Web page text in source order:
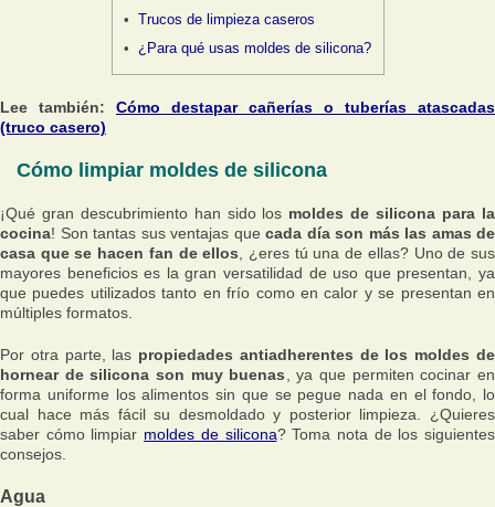
Trucos de limpieza caseros
¿Para qué usas moldes de silicona?
Lee también: Cómo destapar cañerías o tuberías atascadas
(truco casero)
Cómo limpiar moldes de silicona
¡Qué gran descubrimiento han sido los moldes de silicona para la
cocina! Son tantas sus ventajas que cada día son más las amas de
casa que se hacen fan de ellos , ¿eres tú una de ellas? Uno de sus
mayores beneficios es la gran versatilidad de uso que presentan, ya
que puedes utilizados tanto en frío como en calor y se presentan en
múltiples formatos.
Por otra parte, las propiedades antiadherentes de los moldes de
hornear de silicona son muy buenas , ya que permiten cocinar en
forma uniforme los alimentos sin que se pegue nada en el fondo, lo
cual hace más fácil su desmoldado y posterior limpieza. ¿Quieres
saber cómo limpiar moldes de silicona? Toma nota de los siguientes
consejos.
Agua